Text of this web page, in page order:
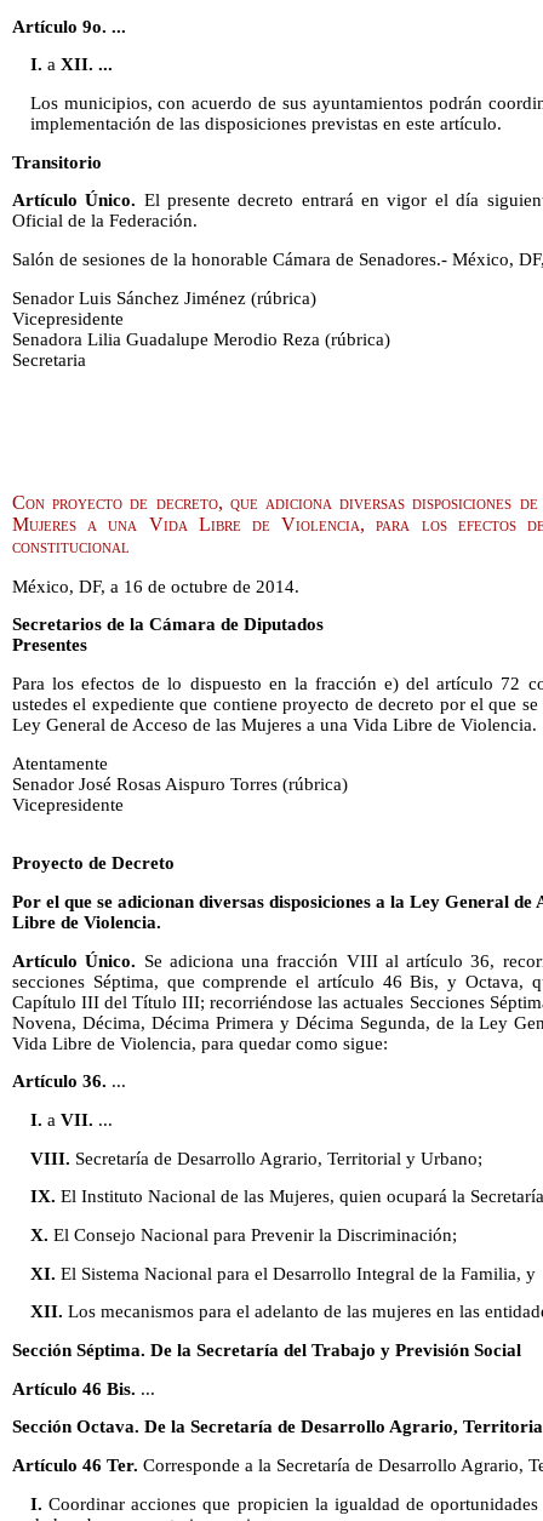
Artículo 9o. ...
I. aXII. ...
Los municipios, con acuerdo de sus ayuntamientos podrán
implementación de las disposiciones previstas en este artículo.
Transitorio
Artículo Único. El presente decreto entrará en vigor el día
Oficial de la Federación.
Salón de sesiones de la honorable Cámara de Senadores.- México,
Senador Luis Sánchez Jiménez (rúbrica)
Vicepresidente
Senadora Lilia Guadalupe Merodio Reza (rúbrica)
Secretaria
Con proyecto de decreto, que adiciona diversas disposiciones
Mujeres a una Vida Libre de Violencia, para los efectos
constitucional
México, DF, a 16 de octubre de 2014.
Secretarios de la Cámara de Diputados
Presentes
Para los efectos de lo dispuesto en la fracción e) del artículo 72
ustedes el expediente que contiene proyecto de decreto por el que
Ley General de Acceso de las Mujeres a una Vida Libre de Violencia.
Atentamente
Senador José Rosas Aispuro Torres (rúbrica)
Vicepresidente
Proyecto de Decreto
Por el que se adicionan diversas disposiciones a la Ley General de
Libre de Violencia.
Artículo Único. Se adiciona una fracción VIII al artículo 36,
secciones Séptima, que comprende el artículo 46 Bis, y Octava,
Capítulo III del Título III; recorriéndose las actuales Secciones
Novena, Décima, Décima Primera y Décima Segunda, de la Ley
Vida Libre de Violencia, para quedar como sigue:
Artículo 36. ...
I. a VII. ...
VIII. Secretaría de Desarrollo Agrario, Territorial y Urbano;
IX. El Instituto Nacional de las Mujeres, quien ocupará la
X. El Consejo Nacional para Prevenir la Discriminación;
XI. El Sistema Nacional para el Desarrollo Integral de la Familia, y
XII. Los mecanismos para el adelanto de las mujeres en las
Sección Séptima. De la Secretaría del Trabajo y Previsión Social
Artículo 46 Bis. ...
Sección Octava. De la Secretaría de Desarrollo Agrario,
Artículo 46 Ter. Corresponde a la Secretaría de Desarrollo Agrario,
I. Coordinar acciones que propicien la igualdad de